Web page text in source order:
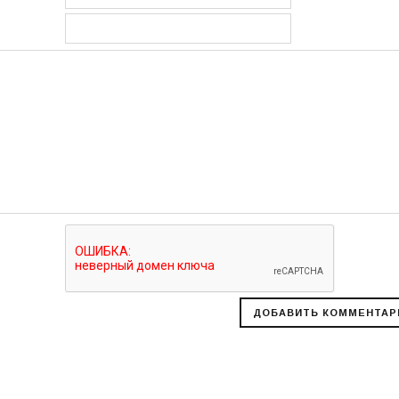
ЯРКО-СИНИЕ,
МЯТНЫЕ,
СИНИЕ, ТЁМНО-
В НАЛИЧИИ ГРАФИТ И СВЕТЛО-СЕРАЯ